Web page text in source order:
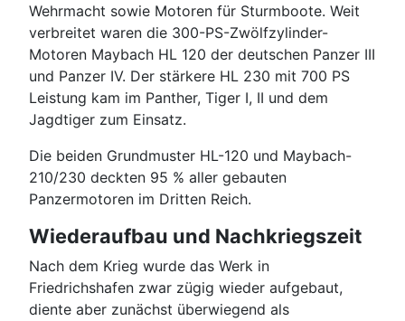
Wehrmacht sowie Motoren für Sturmboote. Weit
verbreitet waren die 300-PS-Zwölfzylinder-
Motoren Maybach HL 120 der deutschen Panzer III
und Panzer IV. Der stärkere HL 230 mit 700 PS
Leistung kam im Panther, Tiger I, II und dem
Jagdtiger zum Einsatz.
Die beiden Grundmuster HL-120 und Maybach-
210/230 deckten 95 % aller gebauten
Panzermotoren im Dritten Reich.
Wiederaufbau und Nachkriegszeit
Nach dem Krieg wurde das Werk in
Friedrichshafen zwar zügig wieder aufgebaut,
diente aber zunächst überwiegend als